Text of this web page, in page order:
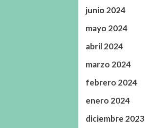
junio 2024
mayo 2024
abril 2024
marzo 2024
febrero 2024
enero 2024
diciembre 2023